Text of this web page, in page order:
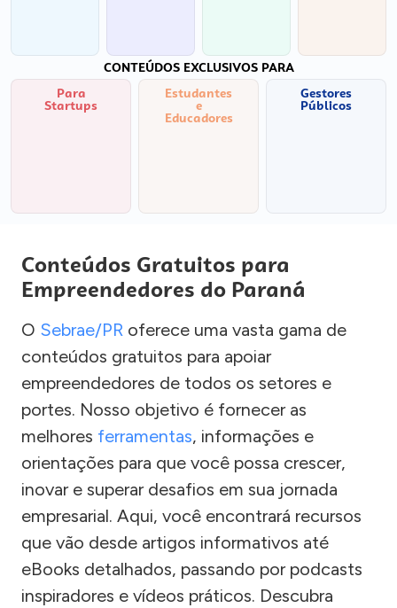
CONTEÚDOS EXCLUSIVOS PARA
Para
Startups
Estudantes
e
Educadores
Gestores
Públicos
Conteúdos Gratuitos para
Empreendedores do Paraná
O Sebrae/PR oferece uma vasta gama de
conteúdos gratuitos para apoiar
empreendedores de todos os setores e
portes. Nosso objetivo é fornecer as
melhores ferramentas, informações e
orientações para que você possa crescer,
inovar e superar desafios em sua jornada
empresarial. Aqui, você encontrará recursos
que vão desde artigos informativos até
eBooks detalhados, passando por podcasts
inspiradores e vídeos práticos. Descubra